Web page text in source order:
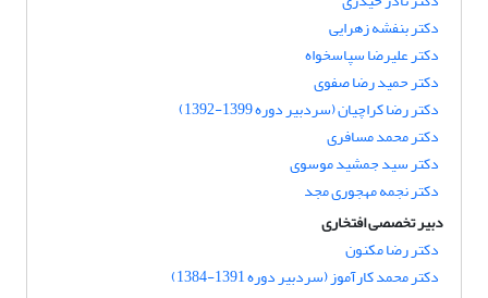
دکتر بنفشه زهرایی
دکتر علیرضا سپاسخواه
دکتر حمید رضا صفوی
دکتر رضا کراچیان (سردبیر دوره 1399-1392)
دکتر محمد مسافری
دکتر سید جمشید موسوی
دکتر نجمه مهجوری مجد
دبیر تخصصی افتخاری
دکتر رضا مکنون
دکتر محمد کارآموز (سردبیر دوره 1391-1384)